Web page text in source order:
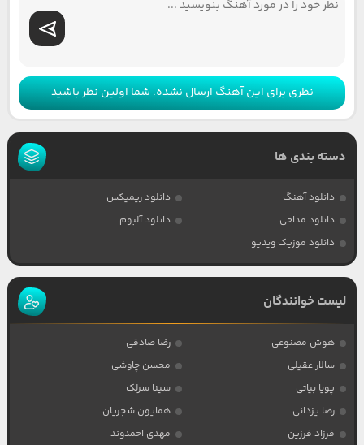
نظری برای این آهنگ ارسال نشده، شما اولین نظر باشید
دسته بندی ها
دانلود آهنگ
دانلود ریمیکس
دانلود مداحی
دانلود آلبوم
دانلود موزیک ویدیو
لیست خوانندگان
هوش مصنوعی
رضا صادقی
سالار عقیلی
محسن چاوشی
پویا بیاتی
سینا سرلک
رضا یزدانی
همایون شجریان
فرزاد فرزین
مهدی احمدوند